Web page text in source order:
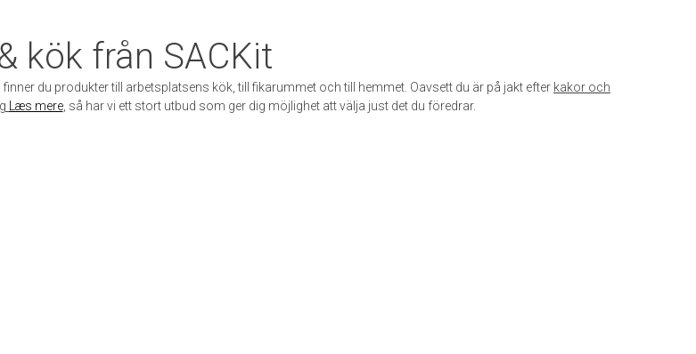
kök från SACKit
du produkter till arbetsplatsens kök, till fikarummet och till hemmet. Oavsett du är på jakt efter kakor och
Læs mere, så har vi ett stort utbud som ger dig möjlighet att välja just det du föredrar.